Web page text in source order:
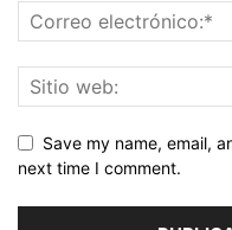
Save my name, email,
next time I comment.